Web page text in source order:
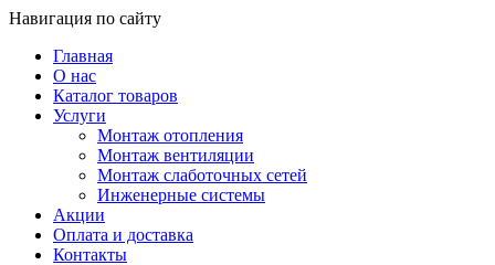
Навигация по сайту
Главная
О нас
Каталог товаров
Услуги
Монтаж отопления
Монтаж вентиляции
Монтаж слаботочных сетей
Инженерные системы
Акции
Оплата и доставка
Контакты